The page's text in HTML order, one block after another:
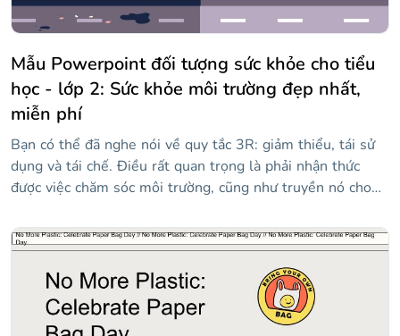
Mẫu Powerpoint đối tượng sức khỏe cho tiểu
học - lớp 2: Sức khỏe môi trường đẹp nhất,
miễn phí
Bạn có thể đã nghe nói về quy tắc 3R: giảm thiểu, tái sử
dụng và tái chế. Điều rất quan trọng là phải nhận thức
được việc chăm sóc môi trường, cũng như truyền nó cho
cho học sinh tiểu học về sức khỏe môi trường và, ví dụ,
cho thấy những cử chỉ nhỏ có thể đi một chặng đường dài
như thế nào. Nếu bạn nhìn kỹ, thiết kế của bài thuyết trình
rất hấp dẫn, với nền màu xanh lam, hình minh họa của các
tòa nhà và một chi tiết rất tò mò: ở giữa slide có một vết